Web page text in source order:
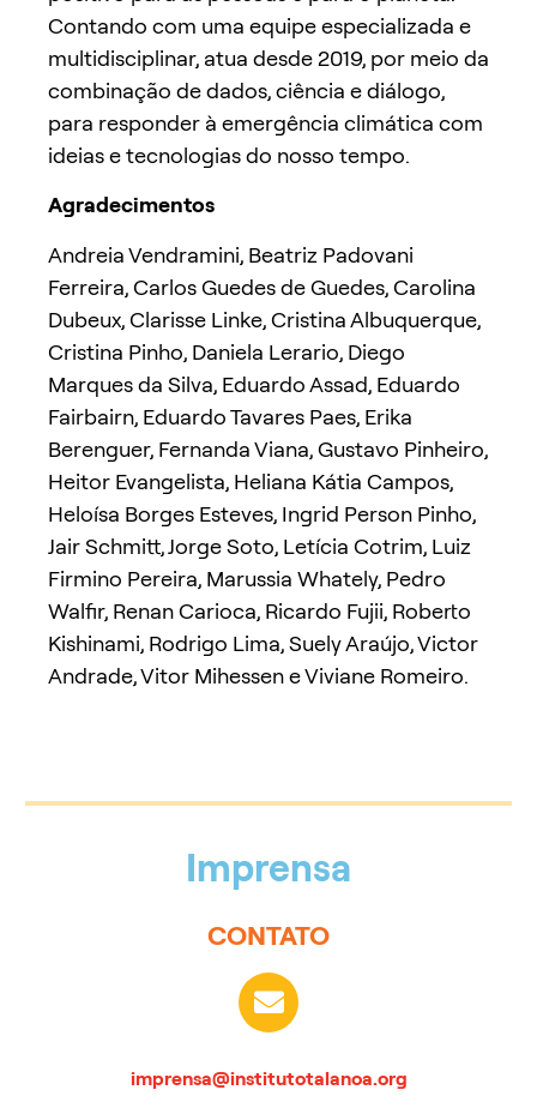
Contando com uma equipe especializada e
multidisciplinar, atua desde 2019, por meio da
combinação de dados, ciência e diálogo,
para responder à emergência climática com
ideias e tecnologias do nosso tempo.
Agradecimentos
Andreia Vendramini, Beatriz Padovani
Ferreira, Carlos Guedes de Guedes, Carolina
Dubeux, Clarisse Linke, Cristina Albuquerque,
Cristina Pinho, Daniela Lerario, Diego
Marques da Silva, Eduardo Assad, Eduardo
Fairbairn, Eduardo Tavares Paes, Erika
Berenguer, Fernanda Viana, Gustavo Pinheiro,
Heitor Evangelista, Heliana Kátia Campos,
Heloísa Borges Esteves, Ingrid Person Pinho,
Jair Schmitt, Jorge Soto, Letícia Cotrim, Luiz
Firmino Pereira, Marussia Whately, Pedro
Walfir, Renan Carioca, Ricardo Fujii, Roberto
Kishinami, Rodrigo Lima, Suely Araújo, Victor
Andrade, Vitor Mihessen e Viviane Romeiro.
Imprensa
CONTATO
imprensa@institutotalanoa.org